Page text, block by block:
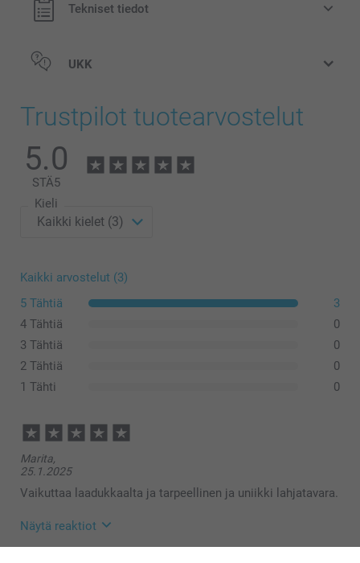
Tekniset tiedot
UKK
Trustpilot tuotearvostelut
5.0
STÄ5
Kieli
Kaikki arvostelut (3)
5 Tähtiä
3
4 Tähtiä
0
3 Tähtiä
0
2 Tähtiä
0
1 Tähti
0
Marita,
25.1.2025
Vaikuttaa laadukkaalta ja tarpeellinen ja uniikki lahjatavara.
Näytä reaktiot